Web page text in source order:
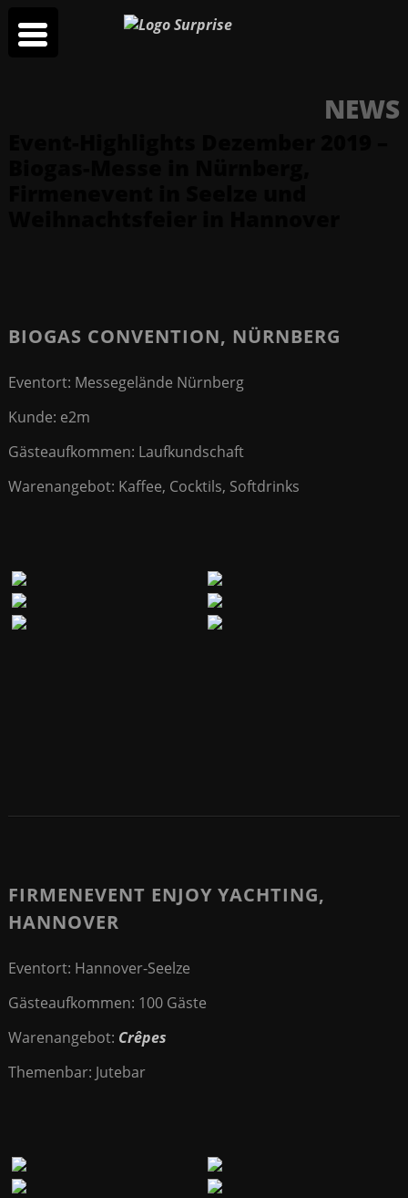
NEWS
BIOGAS CONVENTION, NÜRNBERG
Eventort: Messegelände Nürnberg
Kunde: e2m
Gästeaufkommen: Laufkundschaft
Warenangebot: Kaffee, Cocktils, Softdrinks
FIRMENEVENT ENJOY YACHTING,
HANNOVER
Eventort: Hannover-Seelze
Gästeaufkommen: 100 Gäste
Warenangebot: Crêpes
Themenbar: Jutebar